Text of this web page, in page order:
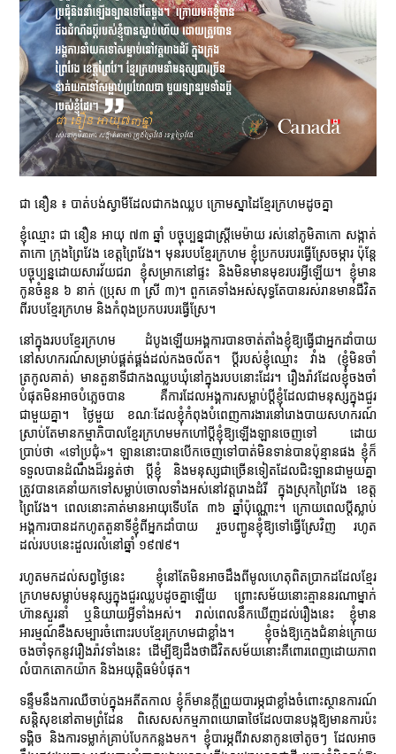
ជា នឿន ៖ បាត់បង់ស្វាមីដែលជាកងឈ្លប ក្រោមស្នាដៃខ្មែរក្រហមដូចគ្នា
ខ្ញុំឈ្មោះ ជា នឿន អាយុ ៧៣ ឆ្នាំ បច្ចុប្បន្នជាស្ត្រីមេម៉ាយ រស់នៅភូមិតាកោ សង្កាត់
តាកោ ក្រុងព្រៃវែង ខេត្តព្រៃវែង។ មុនរបបខ្មែរក្រហម ខ្ញុំប្រកបរបរធ្វើស្រែចម្ការ ប៉ុន្តែ
បច្ចុប្បន្នដោយសារវ័យជរា ខ្ញុំសម្រាកនៅផ្ទះ និងមិនមានមុខរបរអ្វីឡើយ។ ខ្ញុំមាន
កូនចំនួន ៦ នាក់ (ប្រុស ៣ ស្រី ៣)។ ពួកគេទាំងអស់សុទ្ធតែបានរស់រានមានជីវិត
ពីរបបខ្មែរក្រហម និងកំពុងប្រកបរបរធ្វើស្រែ។
នៅក្នុងរបបខ្មែរក្រហម ដំបូងឡើយអង្គការបានចាត់តាំងខ្ញុំឱ្យធ្វើជាអ្នកដាំបាយ
នៅសហករណ៍សម្រាប់ផ្គត់ផ្គង់ដល់កងចល័ត។ ប្តីរបស់ខ្ញុំឈ្មោះ វាំង (ខ្ញុំមិនចាំ
ត្រកូលគាត់) មានតួនាទីជាកងឈ្លបឃុំនៅក្នុងរបបនោះដែរ។ រឿងរ៉ាវដែលខ្ញុំចងចាំ
បំផុតមិនអាចបំភ្លេចបាន គឺការដែលអង្គការសម្លាប់ប្តីខ្ញុំដែលជាមនុស្សក្នុងជួរ
ជាមួយគ្នា។ ថ្ងៃមួយ ខណៈដែលខ្ញុំកំពុងបំពេញការងារនៅរោងបាយសហករណ៍
ស្រាប់តែមានកម្មាភិបាលខ្មែរក្រហមមកហៅប្តីខ្ញុំឱ្យឡើងឡានចេញទៅ ដោយ
ប្រាប់ថា «ទៅប្រជុំ»។ ឡាននោះបានបើកចេញទៅបាត់មិនទាន់បានប៉ុន្មានផង ខ្ញុំក៏
ទទួលបានដំណឹងដ៏រន្ធត់ថា ប្តីខ្ញុំ និងមនុស្សជាច្រើនទៀតដែលជិះឡានជាមួយគ្នា
ត្រូវបានគេនាំយកទៅសម្លាប់ចោលទាំងអស់នៅវត្តរោងដំរី ក្នុងស្រុកព្រៃវែង ខេត្ត
ព្រៃវែង។ ពេលនោះគាត់មានអាយុទើបតែ ៣៦ ឆ្នាំប៉ុណ្ណោះ។ ក្រោយពេលប្តីស្លាប់
អង្គការបានដកហូតតួនាទីខ្ញុំពីអ្នកដាំបាយ រួចបញ្ជូនខ្ញុំឱ្យទៅធ្វើស្រែវិញ រហូត
ដល់របបនេះដួលរលំនៅឆ្នាំ ១៩៧៩។
រហូតមកដល់សព្វថ្ងៃនេះ ខ្ញុំនៅតែមិនអាចដឹងពីមូលហេតុពិតប្រាកដដែលខ្មែរ
ក្រហមសម្លាប់មនុស្សក្នុងជួរឈ្លបដូចគ្នាឡើយ ព្រោះសម័យនោះគ្មាននរណាម្នាក់
ហ៊ានសួរនាំ ឬនិយាយអ្វីទាំងអស់។ រាល់ពេលនឹកឃើញដល់រឿងនេះ ខ្ញុំមាន
អារម្មណ៍ខឹងសម្បារចំពោះរបបខ្មែរក្រហមជាខ្លាំង។ ខ្ញុំចង់ឱ្យក្មេងជំនាន់ក្រោយ
ចងចាំទុកនូវរឿងរ៉ាវទាំងនេះ ដើម្បីឱ្យដឹងថាជីវិតសម័យនោះគឺពោរពេញដោយភាព
លំបាកតោកយ៉ាក និងអយុត្តិធម៌បំផុត។
ទន្ទឹមនឹងការឈឺចាប់ក្នុងអតីតកាល ខ្ញុំក៏មានក្តីព្រួយបារម្ភជាខ្លាំងចំពោះស្ថានការណ៍
សន្តិសុខនៅតាមព្រំដែន ពិសេសសកម្មភាពយោធាថៃដែលបានបង្កឱ្យមានការប៉ះ
ទង្គិច និងការទម្លាក់គ្រាប់បែកកន្លងមក។ ខ្ញុំបារម្ភពីវាសនាកូនចៅតូចៗ ដែលអាច